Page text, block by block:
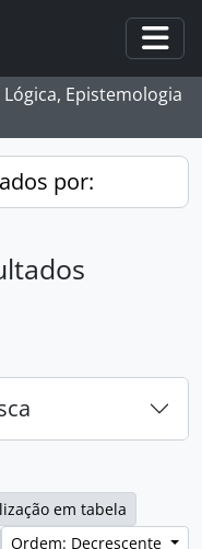
Epistemologia
por:
em tabela
Ordem: Decrescente